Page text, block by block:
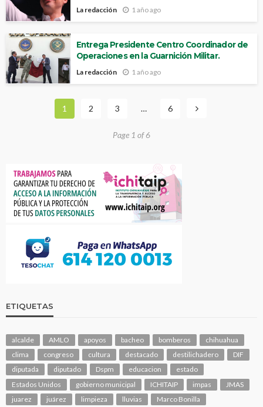
La redacción 1 año ago
Entrega Presidente Centro Coordinador de
Operaciones en la Guarnición Militar.
La redacción 1 año ago
1 2 3 … 6
Page 1 of 6
ETIQUETAS
alcalde AMLO apoyos bacheo bomberos
chihuahua
clima
congreso cultura destacado destilichadero
DIF
diputada
diputado Dspm educacion
estado
Estados Unidos
gobierno municipal ICHITAIP impas
JMAS
juarez
juárez limpieza lluvias
Marco Bonilla